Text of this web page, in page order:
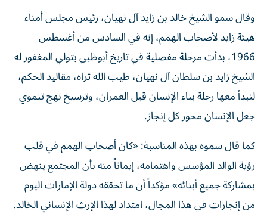
وقال سمو الشيخ خالد بن زايد آل نهيان، رئيس مجلس أمناء
هيئة زايد لأصحاب الهمم، إنه في السادس من أغسطس
1966، بدأت مرحلة مفصلية في تاريخ أبوظبي بتولي المغفور له
الشيخ زايد بن سلطان آل نهيان، طيب الله ثراه، مقاليد الحكم،
لتبدأ معها رحلة بناء الإنسان قبل العمران، وترسيخ نهج تنموي
جعل الإنسان محور كل إنجاز.
كما قال سموه بهذه المناسبة: «كان أصحاب الهمم في قلب
رؤية الوالد المؤسس واهتمامه، إيماناً منه بأن المجتمع ينهض
بمشاركة جميع أبنائه» مؤكداً أن ما تحققه دولة الإمارات اليوم
من إنجازات في هذا المجال، امتداد لهذا الإرث الإنساني الخالد.